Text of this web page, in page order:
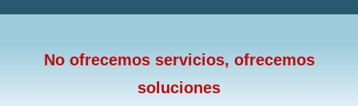
No ofrecemos servicios, ofrecemos
soluciones